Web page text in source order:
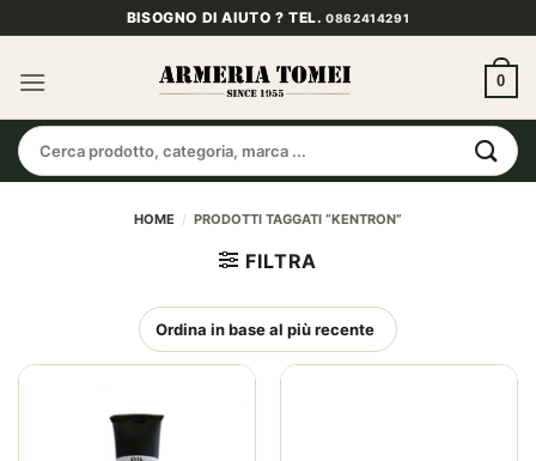
ai
contenuti
BISOGNO DI AIUTO ? TEL.0862414291
0
Cerca:
HOME / PRODOTTI TAGGATI “KENTRON”
FILTRA